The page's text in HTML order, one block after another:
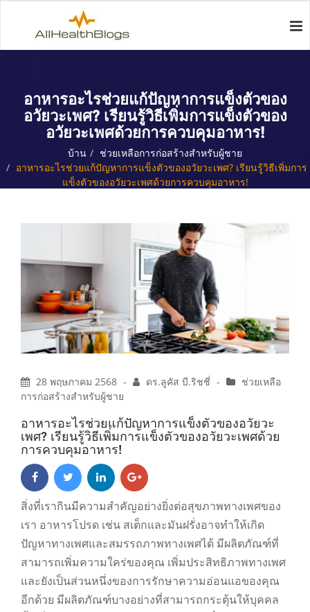
อาหารอะไรช่วยแก้ปัญหาการแข็งตัวของ
อวัยวะเพศ? เรียนรู้วิธีเพิ่มการแข็งตัวของ
อวัยวะเพศด้วยการควบคุมอาหาร!
บ้าน
ช่วยเหลือการก่อสร้างสำหรับผู้ชาย
อาหารอะไรช่วยแก้ปัญหาการแข็งตัวของอวัยวะเพศ? เรียนรู้วิธีเพิ่มการ
แข็งตัวของอวัยวะเพศด้วยการควบคุมอาหาร!
28 พฤษภาคม 2568 - ดร.ลูคัส บี.ริชชี่ -
ช่วยเหลือ
การก่อสร้างสำหรับผู้ชาย
อาหารอะไรช่วยแก้ปัญหาการแข็งตัวของอวัยวะ
เพศ? เรียนรู้วิธีเพิ่มการแข็งตัวของอวัยวะเพศด้วย
การควบคุมอาหาร!
สิ่งที่เรากินมีความสำคัญอย่างยิ่งต่อสุขภาพทางเพศของ
เรา อาหารโปรด เช่น สเต็กและมันฝรั่งอาจทำให้เกิด
ปัญหาทางเพศและสมรรถภาพทางเพศได้ มีผลิตภัณฑ์ที่
สามารถเพิ่มความใคร่ของคุณ เพิ่มประสิทธิภาพทางเพศ
และยังเป็นส่วนหนึ่งของการรักษาความอ่อนแอของคุณ
อีกด้วย มีผลิตภัณฑ์บางอย่างที่สามารถกระตุ้นให้บุคคล